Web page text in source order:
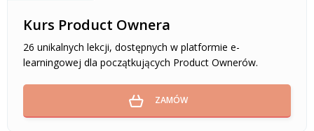
Kurs Product Ownera
26 unikalnych lekcji, dostępnych w platformie e-
learningowej dla początkujących Product Ownerów.
ZAMÓW